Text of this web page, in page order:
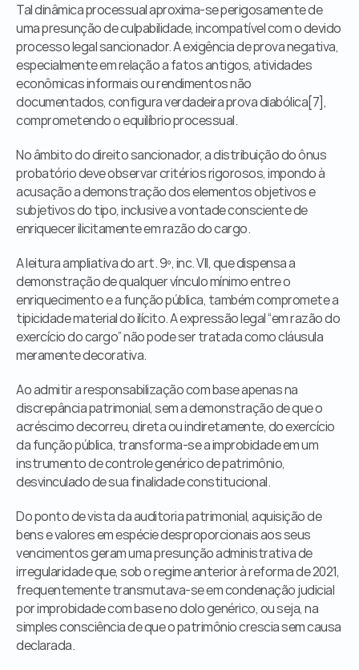
Tal dinâmica processual aproxima-se perigosamente de
uma presunção de culpabilidade, incompatível com o devido
processo legal sancionador. A exigência de prova negativa,
especialmente em relação a fatos antigos, atividades
econômicas informais ou rendimentos não
documentados, configura verdadeira prova diabólica[7],
comprometendo o equilíbrio processual.
No âmbito do direito sancionador, a distribuição do ônus
probatório deve observar critérios rigorosos, impondo à
acusação a demonstração dos elementos objetivos e
subjetivos do tipo, inclusive a vontade consciente de
enriquecer ilicitamente em razão do cargo.
A leitura ampliativa do art. 9º, inc. VII, que dispensa a
demonstração de qualquer vínculo mínimo entre o
enriquecimento e a função pública, também compromete a
tipicidade material do ilícito. A expressão legal “em razão do
exercício do cargo” não pode ser tratada como cláusula
meramente decorativa.
Ao admitir a responsabilização com base apenas na
discrepância patrimonial, sem a demonstração de que o
acréscimo decorreu, direta ou indiretamente, do exercício
da função pública, transforma-se a improbidade em um
instrumento de controle genérico de patrimônio,
desvinculado de sua finalidade constitucional.
Do ponto de vista da auditoria patrimonial, aquisição de
bens e valores em espécie desproporcionais aos seus
vencimentos geram uma presunção administrativa de
irregularidade que, sob o regime anterior à reforma de 2021,
frequentemente transmutava-se em condenação judicial
por improbidade com base no dolo genérico, ou seja, na
simples consciência de que o patrimônio crescia sem causa
declarada.